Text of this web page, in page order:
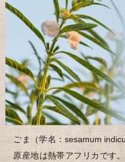
ごま（学名：sesamum
原産地は熱帯アフリカです